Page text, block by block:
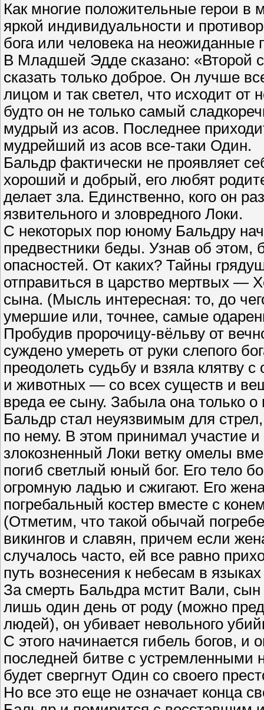
Как многие положительные герои
яркой индивидуальности и
бога или человека на неожиданные
В Младшей Эдде сказано:
сказать только доброе. Он лучше
лицом и так светел, что исходит от
будто он не только самый
мудрый из асов. Последнее
мудрейший из асов все-таки Один.
Бальдр фактически не проявляет
хороший и добрый, его любят
делает зла. Единственно, кого он
язвительного и зловредного Локи.
С некоторых пор юному Бальдру
предвестники беды. Узнав об этом,
опасностей. От каких? Тайны
отправиться в царство мертвых —
сына. (Мысль интересная: то, до
умершие или, точнее, самые
Пробудив пророчицу-вёльву от
суждено умереть от руки слепого
преодолеть судьбу и взяла клятву
и животных — со всех существ и
вреда ее сыну. Забыла она только
Бальдр стал неуязвимым для
по нему. В этом принимал участие
злокозненный Локи ветку омелы
погиб светлый юный бог. Его тело
огромную ладью и сжигают. Его
погребальный костер вместе с
(Отметим, что такой обычай
викингов и славян, причем если
случалось часто, ей все равно
путь вознесения к небесам в
За смерть Бальдра мстит Вали,
лишь один день от роду (можно
людей), он убивает невольного
С этого начинается гибель богов,
последней битве с
будет свергнут Один со своего
Но все это еще не означает конца